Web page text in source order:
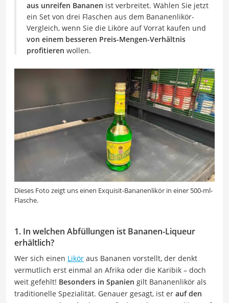
aus unreifen Bananen ist verbreitet. Wählen Sie jetzt
ein Set von drei Flaschen aus dem Bananenlikör-
Vergleich, wenn Sie die Liköre auf Vorrat kaufen und
von einem besseren Preis-Mengen-Verhältnis
profitieren wollen.
Dieses Foto zeigt uns einen Exquisit-Bananenlikör in einer 500-ml-
Flasche.
1. In welchen Abfüllungen ist Bananen-Liqueur
erhältlich?
Wer sich einen Likör aus Bananen vorstellt, der denkt
vermutlich erst einmal an Afrika oder die Karibik – doch
weit gefehlt! Besonders in Spanien gilt Bananenlikör als
traditionelle Spezialität. Genauer gesagt, ist er auf den